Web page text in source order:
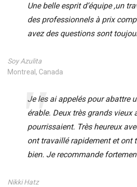
Une belle esprit d’équipe ,un
des professionnels à prix
avez des questions sont
Soy Azulita
Montreal, Canada
Je les ai appelés pour abattre
érable. Deux très grands vieux
pourrissaient. Très heureux
ont travaillé rapidement et ont
bien. Je recommande
Nikki Hatz